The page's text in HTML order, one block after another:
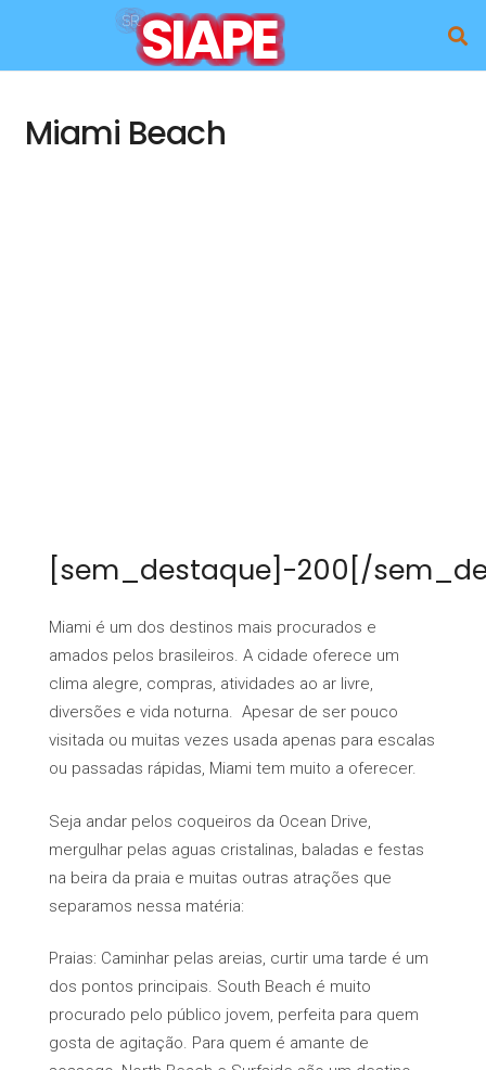
SR.SIAPE
Miami Beach
[sem_destaque]-200[/
Miami é um dos destinos mais procurados e
amados pelos brasileiros. A cidade oferece um
clima alegre, compras, atividades ao ar livre,
diversões e vida noturna. Apesar de ser pouco
visitada ou muitas vezes usada apenas para escalas
ou passadas rápidas, Miami tem muito a oferecer.
Seja andar pelos coqueiros da Ocean Drive,
mergulhar pelas aguas cristalinas, baladas e festas
na beira da praia e muitas outras atrações que
separamos nessa matéria:
Praias: Caminhar pelas areias, curtir uma tarde é um
dos pontos principais. South Beach é muito
procurado pelo público jovem, perfeita para quem
gosta de agitação. Para quem é amante de